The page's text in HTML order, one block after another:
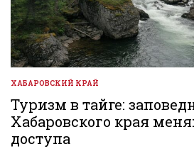
ОПУБЛИКОВАНО
В
ХАБАРОВСКИЙ КРАЙ
Туризм в тайге:
Хабаровского края
доступа